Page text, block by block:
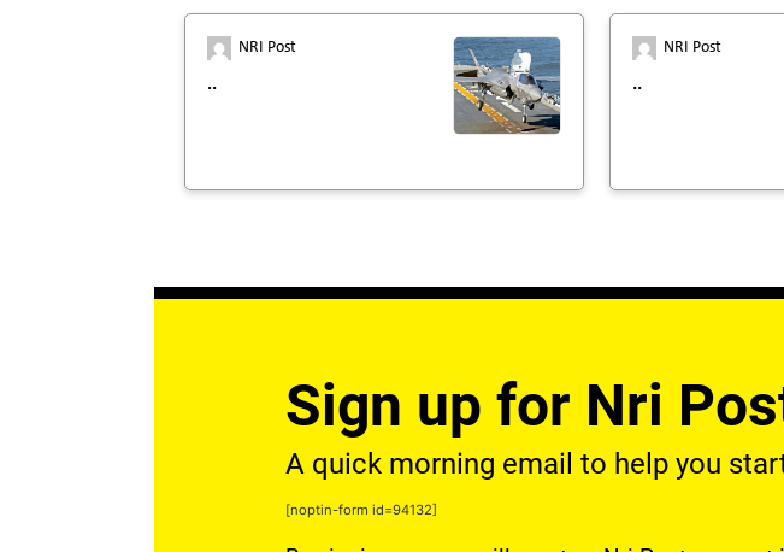
NRI Post
..
NRI Post
..
Sign up for Nri
A quick morning email to help you
[noptin-form id=94132]